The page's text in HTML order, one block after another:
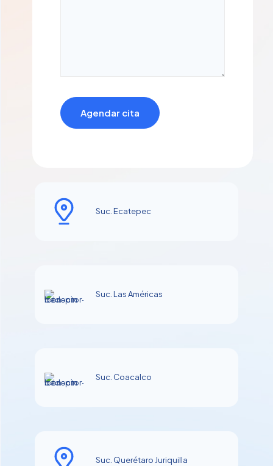
Suc. Ecatepec
Suc. Las Américas
Suc. Coacalco
Suc. Querétaro Juriquilla